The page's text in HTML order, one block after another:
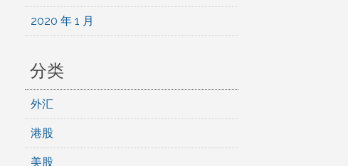
2020 年 1 月
分类
外汇
港股
美股